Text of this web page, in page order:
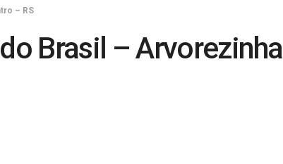
– RS
Brasil – Arvorezinha